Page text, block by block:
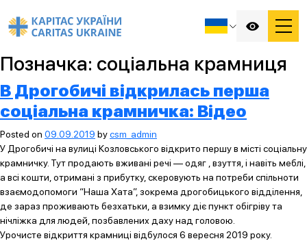
Позначка: соціальна крамниця
В Дрогобичі відкрилась перша
соціальна крамничка: Відео
Posted on 09.09.2019 bycsm_admin
У Дрогобичі на вулиці Козловського відкрито першу в місті соціальну
крамничку. Тут продають вживані речі — одяг , взуття, і навіть меблі,
а всі кошти, отримані з прибутку, скеровують на потреби спільноти
взаємодопомоги “Наша Хата”, зокрема дрогобицького відділення,
де зараз проживають безхатьки, а взимку діє пункт обігріву та
нічліжка для людей, позбавлених даху над головою.
Урочисте відкриття крамниці відбулося 6 вересня 2019 року.